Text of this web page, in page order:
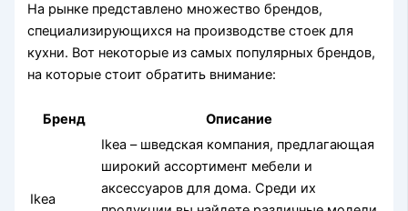
На рынке представлено множество брендов,
специализирующихся на производстве стоек для
кухни. Вот некоторые из самых популярных брендов,
на которые стоит обратить внимание:
Бренд Описание
Ikea
Ikea – шведская компания, предлагающая
широкий ассортимент мебели и
аксессуаров для дома. Среди их